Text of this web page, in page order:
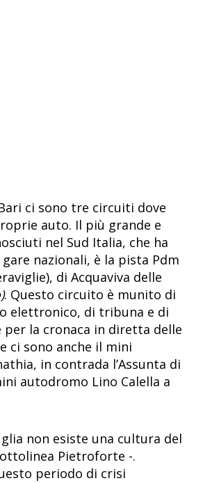
ci sono tre circuiti dove
auto. Il più grande e
nel Sud Italia, che ha
nazionali, è la pista Pdm
di Acquaviva delle
. Questo circuito è munito di
elettronico, di tribuna e di
per la cronaca in diretta delle
ci sono anche il mini
in contrada l’Assunta di
autodromo Lino Calella a
non esiste una cultura del
Pietroforte -.
periodo di crisi